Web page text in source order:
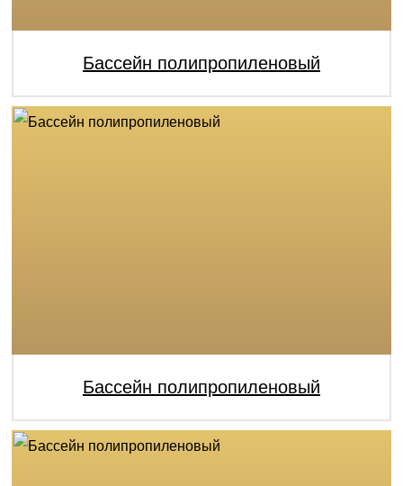
Бассейн полипропиленовый
Бассейн полипропиленовый